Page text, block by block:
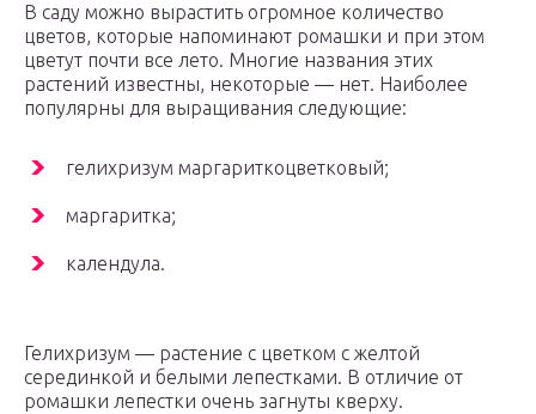
В саду можно вырастить огромное количество
цветов, которые напоминают ромашки и при этом
цветут почти все лето. Многие названия этих
растений известны, некоторые — нет. Наиболее
популярны для выращивания следующие:
гелихризум маргариткоцветковый;
маргаритка;
календула.
Гелихризум — растение с цветком с желтой
серединкой и белыми лепестками. В отличие от
ромашки лепестки очень загнуты кверху.